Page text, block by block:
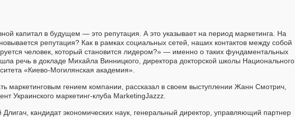
капитал в будущем — это репутация. А это указывает на период маркетинга. На
репутация? Как в рамках социальных сетей, наших контактов между собой
человек, который становится лидером?» — именно о таких фундаментальных
речь в докладе Михайла Винницкого, директора докторской школы Национального
«Киево-Могилянская академия».
маркетинговым гением компании, рассказал в своем выступлении Жанн Смотрич,
Украинского маркетинг-клуба MarketingJazzz.
Длигач, кандидат экономических наук, генеральный директор, управляющий партнер